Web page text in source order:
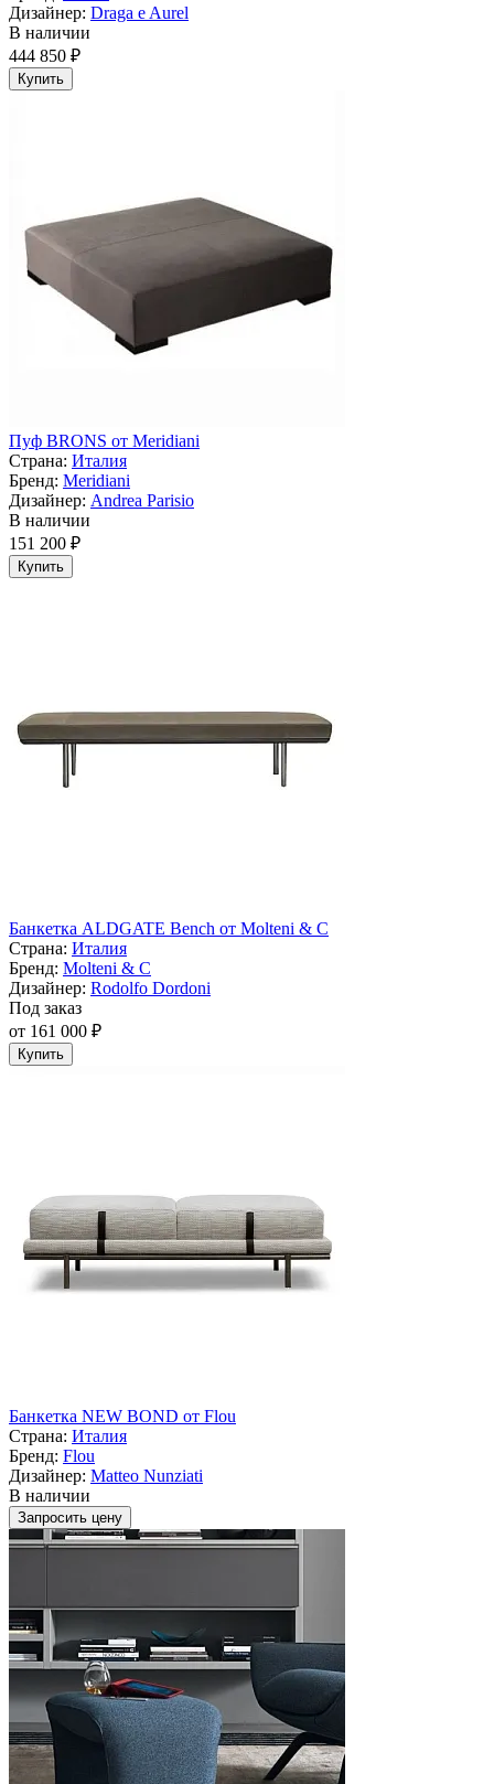
Дизайнер: Draga e Aurel
В наличии
444 850 ₽
Купить
Пуф BRONS от Meridiani
Страна: Италия
Бренд: Meridiani
Дизайнер: Andrea Parisio
В наличии
151 200 ₽
Купить
Банкетка ALDGATE Bench от Molteni & C
Страна: Италия
Бренд: Molteni & C
Дизайнер: Rodolfo Dordoni
Под заказ
от 161 000 ₽
Купить
Банкетка NEW BOND от Flou
Страна: Италия
Бренд: Flou
Дизайнер: Matteo Nunziati
В наличии
Запросить цену